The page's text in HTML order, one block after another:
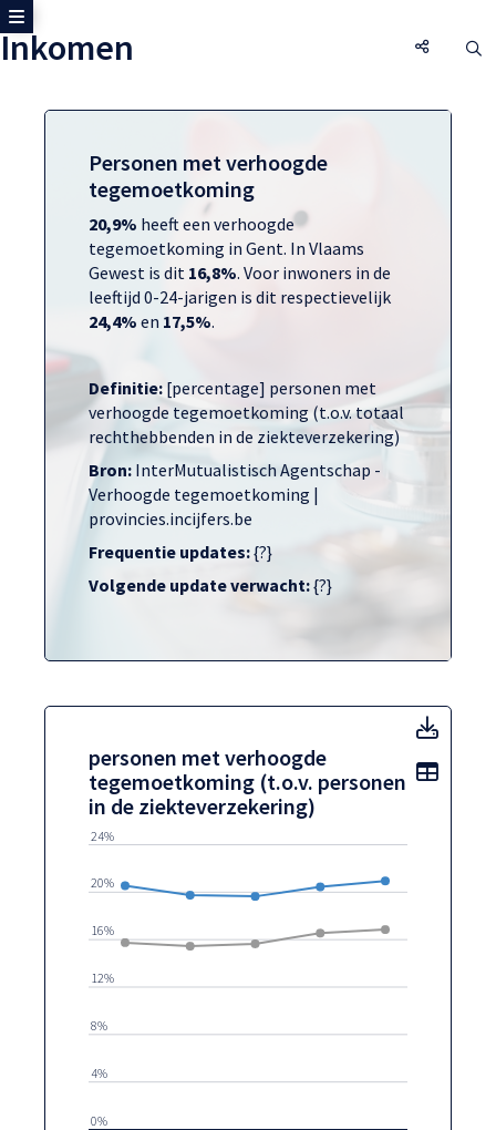
Inkomen
Toon zijmenu
Personen met verhoogde
tegemoetkoming
20,9% heeft een verhoogde
tegemoetkoming in Gent. In Vlaams
Gewest is dit 16,8%. Voor inwoners in de
leeftijd 0-24-jarigen is dit respectievelijk
24,4% en 17,5%.
Definitie: [percentage] personen met
verhoogde tegemoetkoming (t.o.v. totaal
rechthebbenden in de ziekteverzekering)
Bron: InterMutualistisch Agentschap -
Verhoogde tegemoetkoming |
provincies.incijfers.be
Frequentie updates:{?}
Volgende update verwacht:{?}
personen met verhoogde
tegemoetkoming (t.o.v. personen
in de ziekteverzekering)
0%
4%
8%
12%
16%
20%
24%
Toon